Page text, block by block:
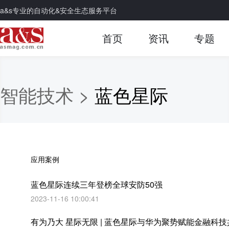
a&s专业的自动化&安全生态服务平台
首页 资讯 专题
智能技术 > 蓝色星际
应用案例
蓝色星际连续三年登榜全球安防50强
2023-11-16 10:00:41
有为乃大 星际无限 | 蓝色星际与华为聚势赋能金融科